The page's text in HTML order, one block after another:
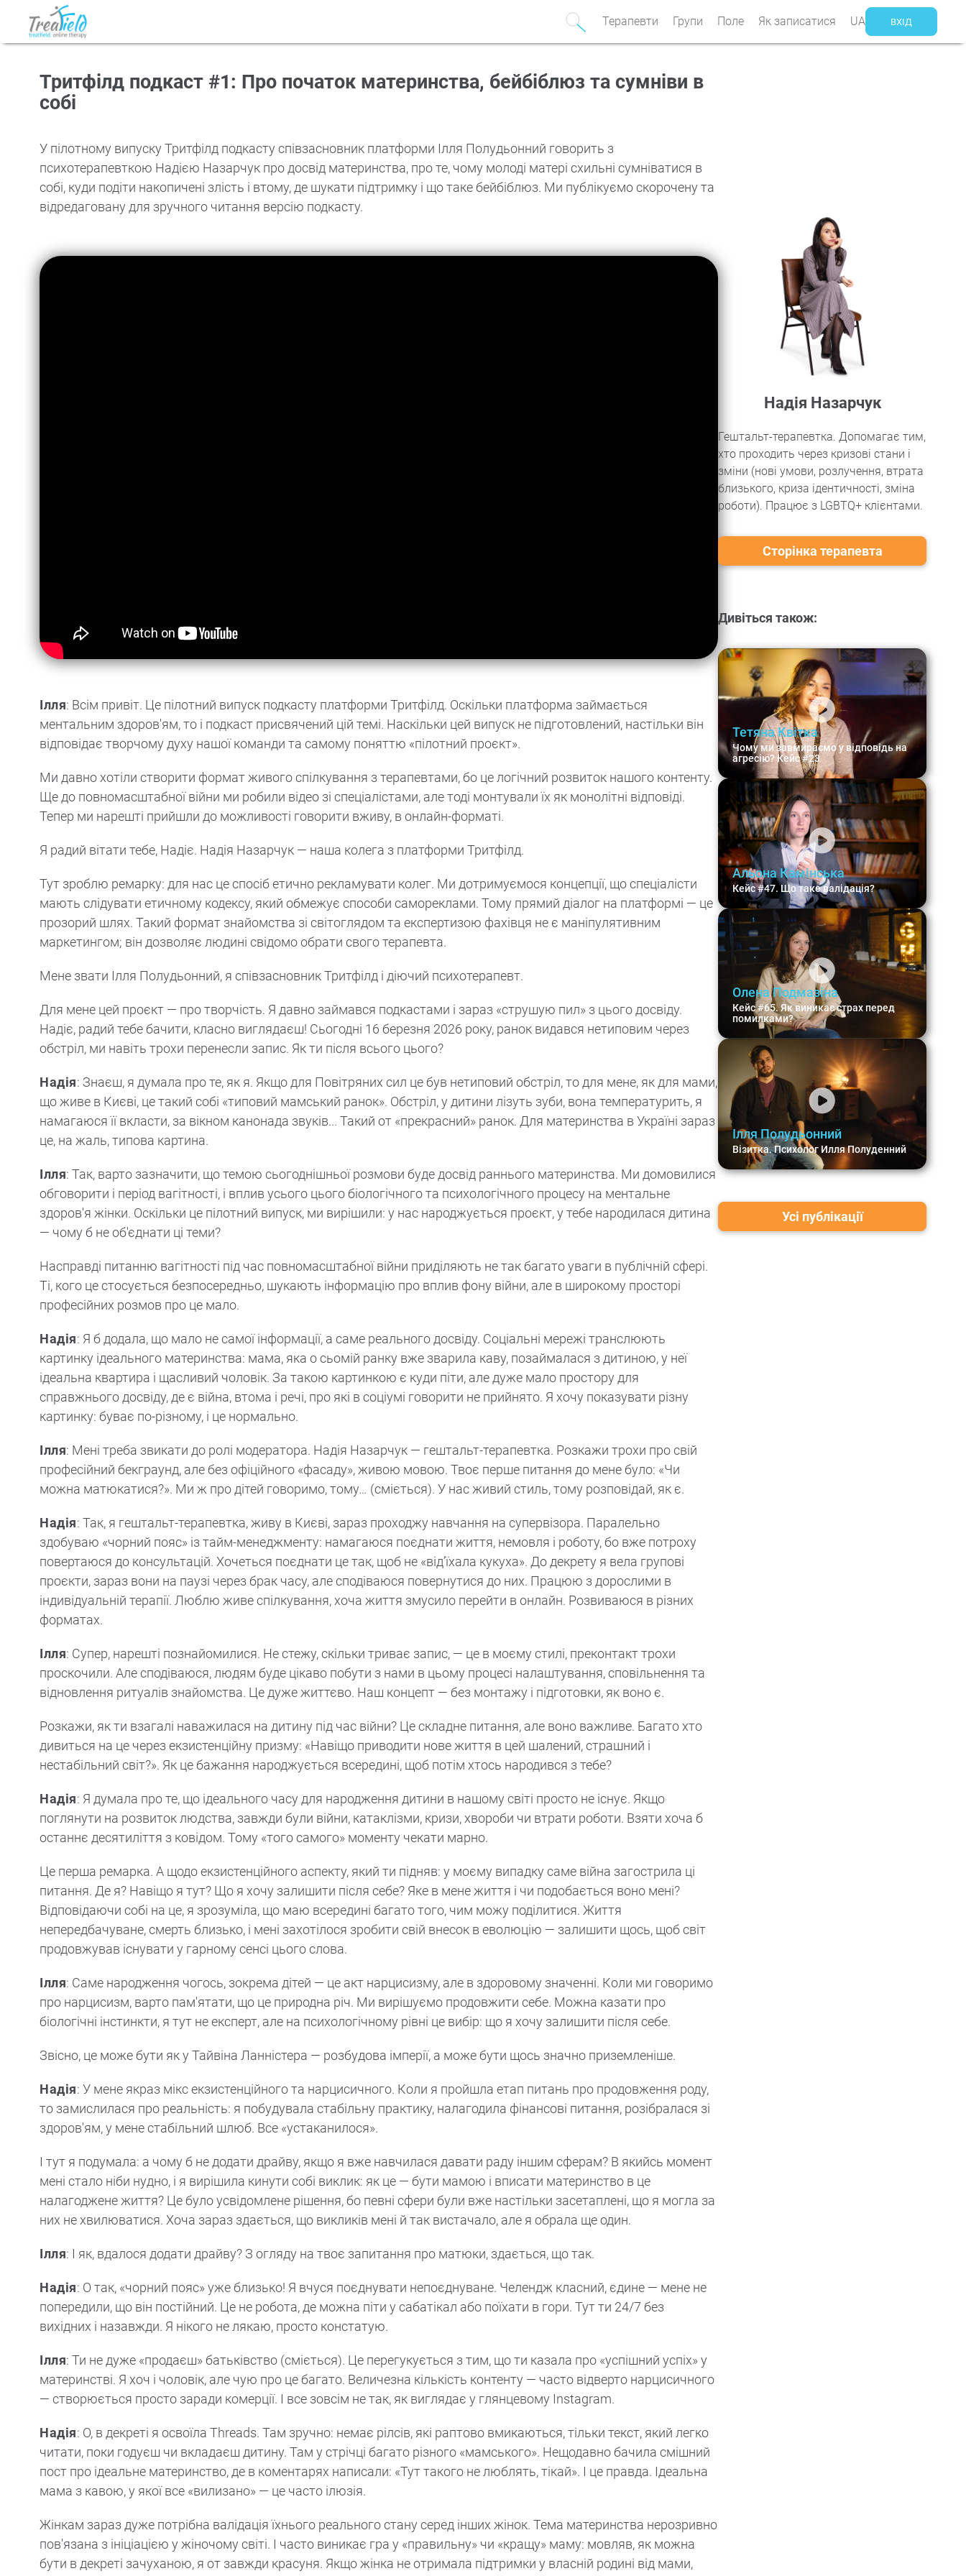
Терапевти Групи Поле Як записатися UA ВХIД
Тритфілд подкаст #1: Про початок материнства, бейбіблюз та сумніви в
собі
У пілотному випуску Тритфілд подкасту співзасновник платформи Ілля Полудьонний говорить з
психотерапевткою Надією Назарчук про досвід материнства, про те, чому молоді матері схильні сумніватися в
собі, куди подіти накопичені злість і втому, де шукати підтримку і що таке бейбіблюз. Ми публікуємо скорочену та
відредаговану для зручного читання версію подкасту.
Ілля: Всім привіт. Це пілотний випуск подкасту платформи Тритфілд. Оскільки платформа займається
ментальним здоров'ям, то і подкаст присвячений цій темі. Наскільки цей випуск не підготовлений, настільки він
відповідає творчому духу нашої команди та самому поняттю «пілотний проєкт».
Ми давно хотіли створити формат живого спілкування з терапевтами, бо це логічний розвиток нашого контенту.
Ще до повномасштабної війни ми робили відео зі спеціалістами, але тоді монтували їх як монолітні відповіді.
Тепер ми нарешті прийшли до можливості говорити вживу, в онлайн-форматі.
Я радий вітати тебе, Надіє. Надія Назарчук — наша колега з платформи Тритфілд.
Тут зроблю ремарку: для нас це спосіб етично рекламувати колег. Ми дотримуємося концепції, що спеціалісти
мають слідувати етичному кодексу, який обмежує способи самореклами. Тому прямий діалог на платформі — це
прозорий шлях. Такий формат знайомства зі світоглядом та експертизою фахівця не є маніпулятивним
маркетингом; він дозволяє людині свідомо обрати свого терапевта.
Мене звати Ілля Полудьонний, я співзасновник Тритфілд і діючий психотерапевт.
Для мене цей проєкт — про творчість. Я давно займався подкастами і зараз «струшую пил» з цього досвіду.
Надіє, радий тебе бачити, класно виглядаєш! Сьогодні 16 березня 2026 року, ранок видався нетиповим через
обстріл, ми навіть трохи перенесли запис. Як ти після всього цього?
Надія: Знаєш, я думала про те, як я. Якщо для Повітряних сил це був нетиповий обстріл, то для мене, як для мами,
що живе в Києві, це такий собі «типовий мамський ранок». Обстріл, у дитини лізуть зуби, вона температурить, я
намагаюся її вкласти, за вікном канонада звуків... Такий от «прекрасний» ранок. Для материнства в Україні зараз
це, на жаль, типова картина.
Ілля: Так, варто зазначити, що темою сьогоднішньої розмови буде досвід раннього материнства. Ми домовилися
обговорити і період вагітності, і вплив усього цього біологічного та психологічного процесу на ментальне
здоров'я жінки. Оскільки це пілотний випуск, ми вирішили: у нас народжується проєкт, у тебе народилася дитина
— чому б не об'єднати ці теми?
Насправді питанню вагітності під час повномасштабної війни приділяють не так багато уваги в публічній сфері.
Ті, кого це стосується безпосередньо, шукають інформацію про вплив фону війни, але в широкому просторі
професійних розмов про це мало.
Надія: Я б додала, що мало не самої інформації, а саме реального досвіду. Соціальні мережі транслюють
картинку ідеального материнства: мама, яка о сьомій ранку вже зварила каву, позаймалася з дитиною, у неї
ідеальна квартира і щасливий чоловік. За такою картинкою є куди піти, але дуже мало простору для
справжнього досвіду, де є війна, втома і речі, про які в соціумі говорити не прийнято. Я хочу показувати різну
картинку: буває по-різному, і це нормально.
Ілля: Мені треба звикати до ролі модератора. Надія Назарчук — гештальт-терапевтка. Розкажи трохи про свій
професійний бекграунд, але без офіційного «фасаду», живою мовою. Твоє перше питання до мене було: «Чи
можна матюкатися?». Ми ж про дітей говоримо, тому… (сміється). У нас живий стиль, тому розповідай, як є.
Надія: Так, я гештальт-терапевтка, живу в Києві, зараз проходжу навчання на супервізора. Паралельно
здобуваю «чорний пояс» із тайм-менеджменту: намагаюся поєднати життя, немовля і роботу, бо вже потроху
повертаюся до консультацій. Хочеться поєднати це так, щоб не «від’їхала кукуха». До декрету я вела групові
проєкти, зараз вони на паузі через брак часу, але сподіваюся повернутися до них. Працюю з дорослими в
індивідуальній терапії. Люблю живе спілкування, хоча життя змусило перейти в онлайн. Розвиваюся в різних
форматах.
Ілля: Супер, нарешті познайомилися. Не стежу, скільки триває запис, — це в моєму стилі, преконтакт трохи
проскочили. Але сподіваюся, людям буде цікаво побути з нами в цьому процесі налаштування, сповільнення та
відновлення ритуалів знайомства. Це дуже життєво. Наш концепт — без монтажу і підготовки, як воно є.
Розкажи, як ти взагалі наважилася на дитину під час війни? Це складне питання, але воно важливе. Багато хто
дивиться на це через екзистенційну призму: «Навіщо приводити нове життя в цей шалений, страшний і
нестабільний світ?». Як це бажання народжується всередині, щоб потім хтось народився з тебе?
Надія: Я думала про те, що ідеального часу для народження дитини в нашому світі просто не існує. Якщо
поглянути на розвиток людства, завжди були війни, катаклізми, кризи, хвороби чи втрати роботи. Взяти хоча б
останнє десятиліття з ковідом. Тому «того самого» моменту чекати марно.
Це перша ремарка. А щодо екзистенційного аспекту, який ти підняв: у моєму випадку саме війна загострила ці
питання. Де я? Навіщо я тут? Що я хочу залишити після себе? Яке в мене життя і чи подобається воно мені?
Відповідаючи собі на це, я зрозуміла, що маю всередині багато того, чим можу поділитися. Життя
непередбачуване, смерть близько, і мені захотілося зробити свій внесок в еволюцію — залишити щось, щоб світ
продовжував існувати у гарному сенсі цього слова.
Ілля: Саме народження чогось, зокрема дітей — це акт нарцисизму, але в здоровому значенні. Коли ми говоримо
про нарцисизм, варто пам'ятати, що це природна річ. Ми вирішуємо продовжити себе. Можна казати про
біологічні інстинкти, я тут не експерт, але на психологічному рівні це вибір: що я хочу залишити після себе.
Звісно, це може бути як у Тайвіна Ланністера — розбудова імперії, а може бути щось значно приземленіше.
Надія: У мене якраз мікс екзистенційного та нарцисичного. Коли я пройшла етап питань про продовження роду,
то замислилася про реальність: я побудувала стабільну практику, налагодила фінансові питання, розібралася зі
здоров'ям, у мене стабільний шлюб. Все «устаканилося».
І тут я подумала: а чому б не додати драйву, якщо я вже навчилася давати раду іншим сферам? В якийсь момент
мені стало ніби нудно, і я вирішила кинути собі виклик: як це — бути мамою і вписати материнство в це
налагоджене життя? Це було усвідомлене рішення, бо певні сфери були вже настільки засетаплені, що я могла за
них не хвилюватися. Хоча зараз здається, що викликів мені й так вистачало, але я обрала ще один.
Ілля: І як, вдалося додати драйву? З огляду на твоє запитання про матюки, здається, що так.
Надія: О так, «чорний пояс» уже близько! Я вчуся поєднувати непоєднуване. Челендж класний, єдине — мене не
попередили, що він постійний. Це не робота, де можна піти у сабатікал або поїхати в гори. Тут ти 24/7 без
вихідних і назавжди. Я нікого не лякаю, просто констатую.
Ілля: Ти не дуже «продаєш» батьківство (сміється). Це перегукується з тим, що ти казала про «успішний успіх» у
материнстві. Я хоч і чоловік, але чую про це багато. Величезна кількість контенту — часто відверто нарцисичного
— створюється просто заради комерції. І все зовсім не так, як виглядає у глянцевому Instagram.
Надія: О, в декреті я освоїла Threads. Там зручно: немає рілсів, які раптово вмикаються, тільки текст, який легко
читати, поки годуєш чи вкладаєш дитину. Там у стрічці багато різного «мамського». Нещодавно бачила смішний
пост про ідеальне материнство, де в коментарях написали: «Тут такого не люблять, тікай». І це правда. Ідеальна
мама з кавою, у якої все «вилизано» — це часто ілюзія.
Жінкам зараз дуже потрібна валідація їхнього реального стану серед інших жінок. Тема материнства нерозривно
пов'язана з ініціацією у жіночому світі. І часто виникає гра у «правильну» чи «кращу» маму: мовляв, як можна
бути в декреті зачуханою, я от завжди красуня. Якщо жінка не отримала підтримки у власній родині від мами,
Надія Назарчук
Гештальт-терапевтка. Допомагає тим,
хто проходить через кризові стани і
зміни (нові умови, розлучення, втрата
близького, криза ідентичності, зміна
роботи). Працює з LGBTQ+ клієнтами.
Сторінка терапевта
Дивіться також:
Тетяна Квітка
Чому ми завмираємо у відповідь на
агресію? Кейс #23
Альона Камінська
Кейс #47. Що таке валідація?
Олена Подмазіна
Кейс #65. Як виникає страх перед
помилками?
Ілля Полудьонний
Візитка. Психолог Илля Полуденний
Усі публікації